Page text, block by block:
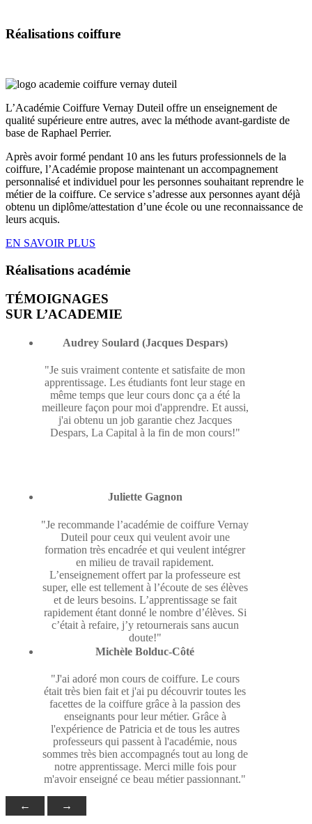
Réalisations coiffure
L’Académie Coiffure Vernay Duteil offre un enseignement de
qualité supérieure entre autres, avec la méthode avant-gardiste de
base de Raphael Perrier.
Après avoir formé pendant 10 ans les futurs professionnels de la
coiffure, l’Académie propose maintenant un accompagnement
personnalisé et individuel pour les personnes souhaitant reprendre le
métier de la coiffure. Ce service s’adresse aux personnes ayant déjà
obtenu un diplôme/attestation d’une école ou une reconnaissance de
leurs acquis.
EN SAVOIR PLUS
Réalisations académie
TÉMOIGNAGES
SUR L’ACADEMIE
Audrey Soulard (Jacques Despars)
"Je suis vraiment contente et satisfaite de mon
apprentissage. Les étudiants font leur stage en
même temps que leur cours donc ça a été la
meilleure façon pour moi d'apprendre. Et aussi,
j'ai obtenu un job garantie chez Jacques
Despars, La Capital à la fin de mon cours!"
Juliette Gagnon
"Je recommande l’académie de coiffure Vernay
Duteil pour ceux qui veulent avoir une
formation très encadrée et qui veulent intégrer
en milieu de travail rapidement.
L’enseignement offert par la professeure est
super, elle est tellement à l’écoute de ses élèves
et de leurs besoins. L’apprentissage se fait
rapidement étant donné le nombre d’élèves. Si
c’était à refaire, j’y retournerais sans aucun
doute!"
Michèle Bolduc-Côté
"J'ai adoré mon cours de coiffure. Le cours
était très bien fait et j'ai pu découvrir toutes les
facettes de la coiffure grâce à la passion des
enseignants pour leur métier. Grâce à
l'expérience de Patricia et de tous les autres
professeurs qui passent à l'académie, nous
sommes très bien accompagnés tout au long de
notre apprentissage. Merci mille fois pour
m'avoir enseigné ce beau métier passionnant."
← →